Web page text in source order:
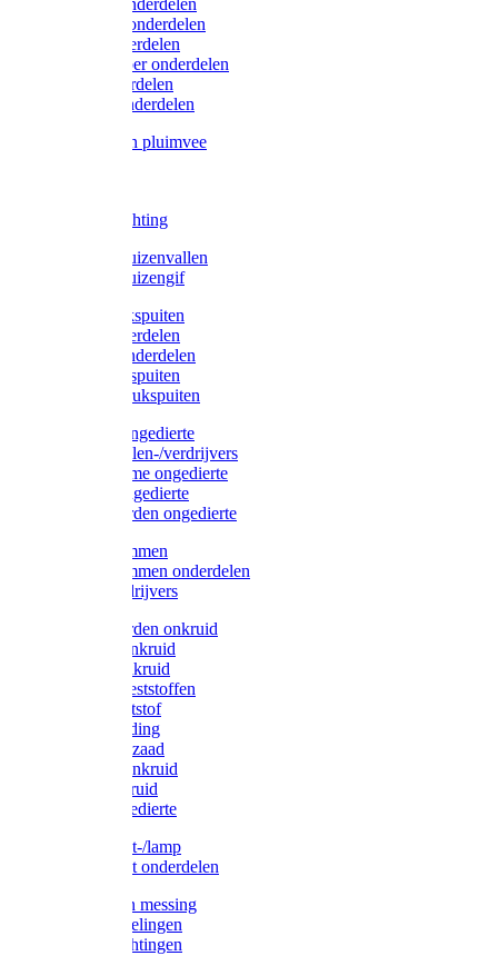
Heiniger onderdelen
Constanta onderdelen
Moser onderdelen
Farm Clipper onderdelen
Oster onderdelen
TailWell onderdelen
Voerbakken pluimvee
LED verlichting
Ratten / Muizenvallen
Ratten / Muizengif
Gloria drukspuiten
Gloria onderdelen
Gardena onderdelen
Dario drukspuiten
Gardena drukspuiten
Diversen ongedierte
Insectenvallen-/verdrijvers
Protect Home ongedierte
Solabiol ongedierte
Protect Garden ongedierte
Mollenklemmen
Mollenklemmen onderdelen
Mollenverdrijvers
Protect Garden onkruid
Diversen onkruid
Solabiol onkruid
Solabiol meststoffen
Pokon meststof
Pokon voeding
Pokon graszaad
Roundup onkruid
Pokon onkruid
Pokon ongedierte
Vliegenkast-/lamp
Vliegenkast onderdelen
Zuigkorven messing
Geka koppelingen
Geka afdichtingen